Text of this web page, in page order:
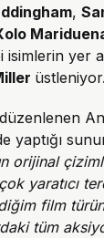
,
isimlerin yer
üstleniyor.
yaptığı
orijinal
yaratıcı
film
tüm